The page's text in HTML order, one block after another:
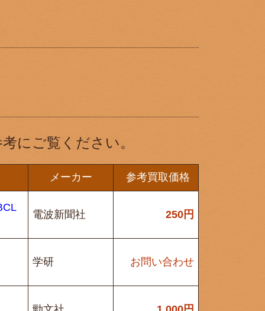
にご覧ください。
メーカー 参考買取価格
電波新聞社 250円
学研 お問い合わせ